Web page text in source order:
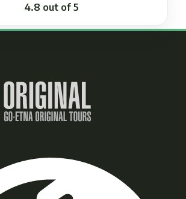
4.8 out of 5